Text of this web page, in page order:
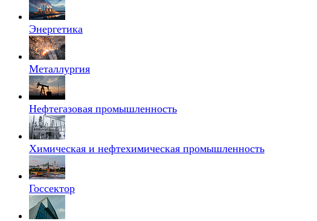
Энергетика
Металлургия
Нефтегазовая промышленность
Химическая и нефтехимическая промышленность
Госсектор